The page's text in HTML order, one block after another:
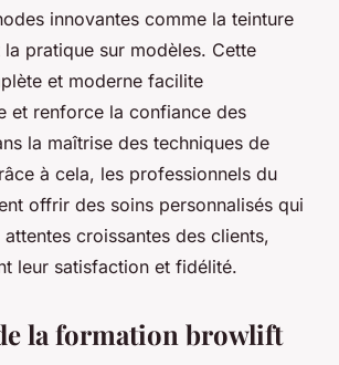
innovantes comme la teinture
pratique sur modèles. Cette
et moderne facilite
et renforce la confiance des
la maîtrise des techniques de
à cela, les professionnels du
offrir des soins personnalisés qui
croissantes des clients,
leur satisfaction et fidélité.
la formation browlift